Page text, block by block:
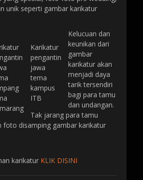
unik seperti gambar karikatur
Karikatur
pengantin
jawa
tema
kampus
ITB
Kelucuan dan
keunikan dari
gambar
karikatur akan
menjadi daya
tarik tersendiri
bagi para tamu
dan undangan.
Tak jarang para tamu
foto disamping gambar karikatur
karikatur KLIK DISINI